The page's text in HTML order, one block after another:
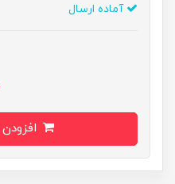
آماده ارسال